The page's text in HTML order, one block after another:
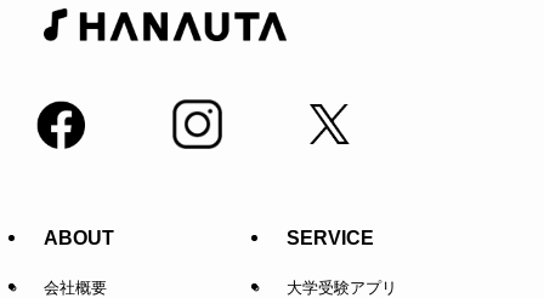
ABOUT
会社概要
SERVICE
大学受験アプリ